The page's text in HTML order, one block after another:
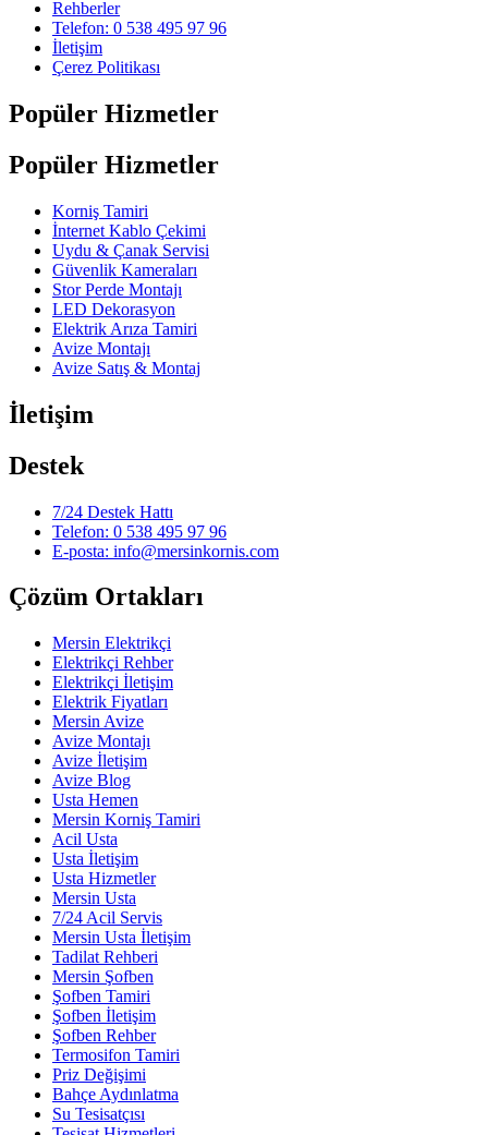
Rehberler
Telefon: 0 538 495 97 96
İletişim
Çerez Politikası
Popüler Hizmetler
Popüler Hizmetler
Korniş Tamiri
İnternet Kablo Çekimi
Uydu & Çanak Servisi
Güvenlik Kameraları
Stor Perde Montajı
LED Dekorasyon
Elektrik Arıza Tamiri
Avize Montajı
Avize Satış & Montaj
İletişim
Destek
7/24 Destek Hattı
Telefon: 0 538 495 97 96
E-posta: info@mersinkornis.com
Çözüm Ortakları
Mersin Elektrikçi
Elektrikçi Rehber
Elektrikçi İletişim
Elektrik Fiyatları
Mersin Avize
Avize Montajı
Avize İletişim
Avize Blog
Usta Hemen
Mersin Korniş Tamiri
Acil Usta
Usta İletişim
Usta Hizmetler
Mersin Usta
7/24 Acil Servis
Mersin Usta İletişim
Tadilat Rehberi
Mersin Şofben
Şofben Tamiri
Şofben İletişim
Şofben Rehber
Termosifon Tamiri
Priz Değişimi
Bahçe Aydınlatma
Su Tesisatçısı